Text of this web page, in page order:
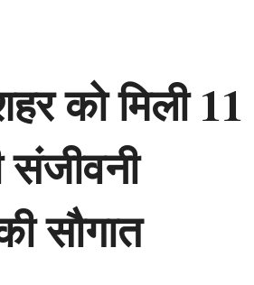
को मिली 11
सौगात